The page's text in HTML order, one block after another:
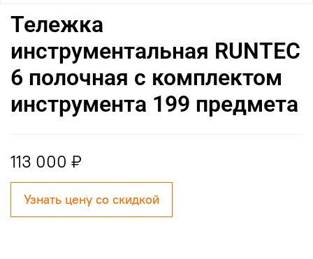
Тележка
инструментальная RUNTEC
6 полочная с комплектом
инструмента 199 предмета
113 000 ₽
Узнать цену со скидкой